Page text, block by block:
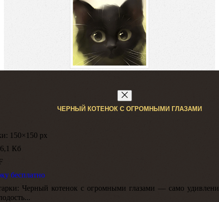
ЧЕРНЫЙ КОТЕНОК С ОГРОМНЫМИ ГЛАЗАМИ
150×150 px
Кб
бесплатно
Черный котенок с огромными глазами — само